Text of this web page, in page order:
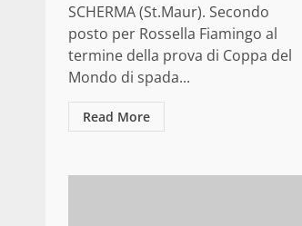
SCHERMA (St.Maur). Secondo
posto per Rossella Fiamingo al
termine della prova di Coppa del
Mondo di spada...
Read More